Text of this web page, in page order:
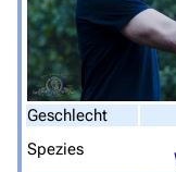
Von A
Geschlecht
Spezies